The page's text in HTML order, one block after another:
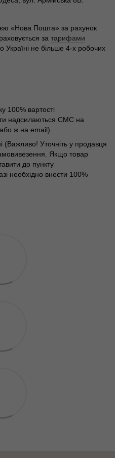
«Нова Пошта» за рахунок
за тарифами
Україні не більше 4-х робочих
100% вартості
надсилаються СМС на
ж на email).
(Важливо! Уточніть у продавця
Якщо товар
до пункту
необхідно внести 100%